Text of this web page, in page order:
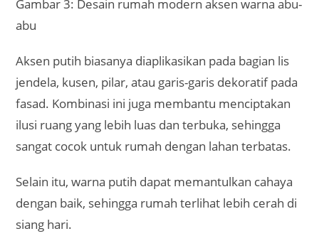
Gambar 3: Desain rumah modern aksen warna abu-
abu
Aksen putih biasanya diaplikasikan pada bagian lis
jendela, kusen, pilar, atau garis-garis dekoratif pada
fasad. Kombinasi ini juga membantu menciptakan
ilusi ruang yang lebih luas dan terbuka, sehingga
sangat cocok untuk rumah dengan lahan terbatas.
Selain itu, warna putih dapat memantulkan cahaya
dengan baik, sehingga rumah terlihat lebih cerah di
siang hari.